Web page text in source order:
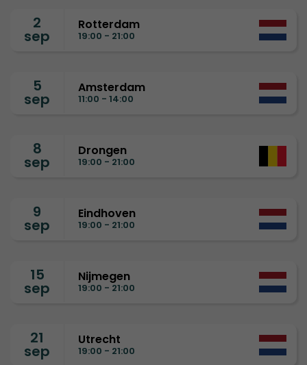
2
sep
Rotterdam
19:00 - 21:00
5
sep
Amsterdam
11:00 - 14:00
8
sep
Drongen
19:00 - 21:00
9
sep
Eindhoven
19:00 - 21:00
15
sep
Nijmegen
19:00 - 21:00
21
sep
Utrecht
19:00 - 21:00